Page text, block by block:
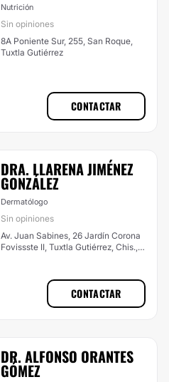
Nutrición
Sin opiniones
8A Poniente Sur, 255, San Roque,
Tuxtla Gutiérrez
CONTACTAR
DRA. LLARENA JIMÉNEZ
GONZÁLEZ
Dermatólogo
Sin opiniones
Av. Juan Sabines, 26 Jardín Corona
Fovissste II, Tuxtla Gutiérrez, Chis.,
CONTACTAR
DR. ALFONSO ORANTES
GÓMEZ